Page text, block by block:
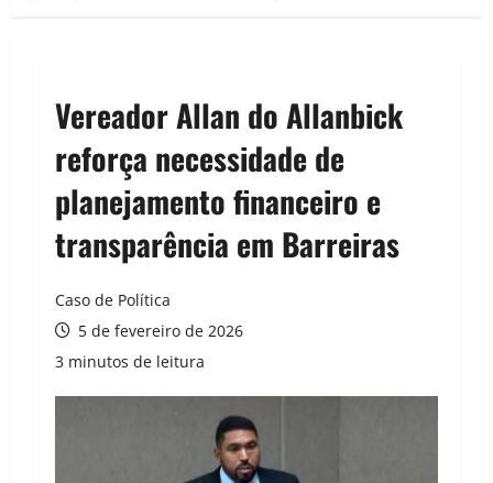
Vereador Allan do Allanbick
reforça necessidade de
planejamento financeiro e
transparência em Barreiras
Caso de Política
5 de fevereiro de 2026
3 minutos de leitura